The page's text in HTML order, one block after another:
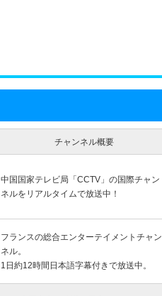
チャンネル概要
中国国家テレビ局「CCTV」の国際チャン
ネルをリアルタイムで放送中！
フランスの総合エンターテイメントチャン
ネル。
1日約12時間日本語字幕付きで放送中。